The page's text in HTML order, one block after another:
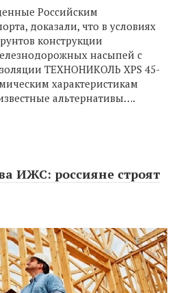
Российским
доказали, что в условиях
конструкции
насыпей с
ТЕХНОНИКОЛЬ XPS 45-
характеристикам
альтернативы….
ИЖС: россияне строят